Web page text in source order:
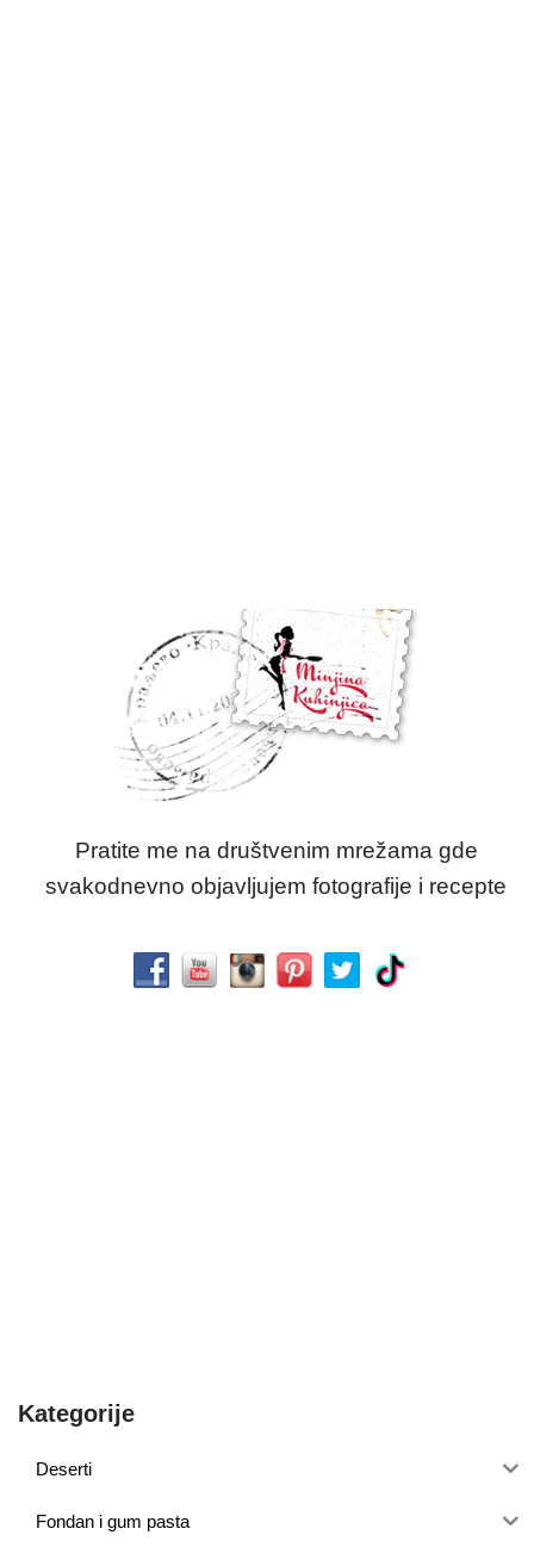
Pratite me na društvenim mrežama gde
svakodnevno objavljujem fotografije i recepte
Kategorije
Deserti
Fondan i gum pasta